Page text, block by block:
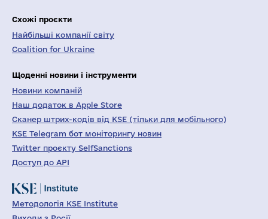
Схожі проєкти
Найбільші компанії світу
Coalition for Ukraine
Щоденні новини і інструменти
Новини компаній
Наш додаток в Apple Store
Сканер штрих-кодів від KSE (тільки для мобільного)
KSE Telegram бот моніторингу новин
Twitter проєкту SelfSanctions
Доступ до API
Методологія KSE Institute